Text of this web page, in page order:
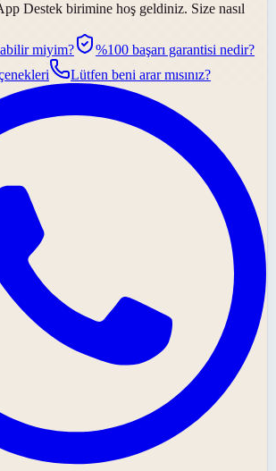
Destek birimine hoş geldiniz. Size nasıl
miyim?
%100 başarı garantisi nedir?
Lütfen beni arar mısınız?